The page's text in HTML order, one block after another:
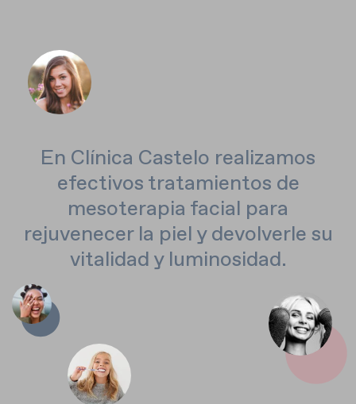
En Clínica Castelo realizamos
efectivos tratamientos de
mesoterapia facial para
rejuvenecer la piel y devolverle su
vitalidad y luminosidad.